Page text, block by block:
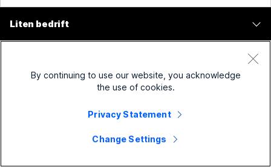
Liten bedrift
Webex-app
Calling
Meldinger
Skjermdeling
Webex Suite
Hodesett
Kameraer
By continuing to use our website, you acknowledge
the use of cookies.
Privacy Statement
Change Settings